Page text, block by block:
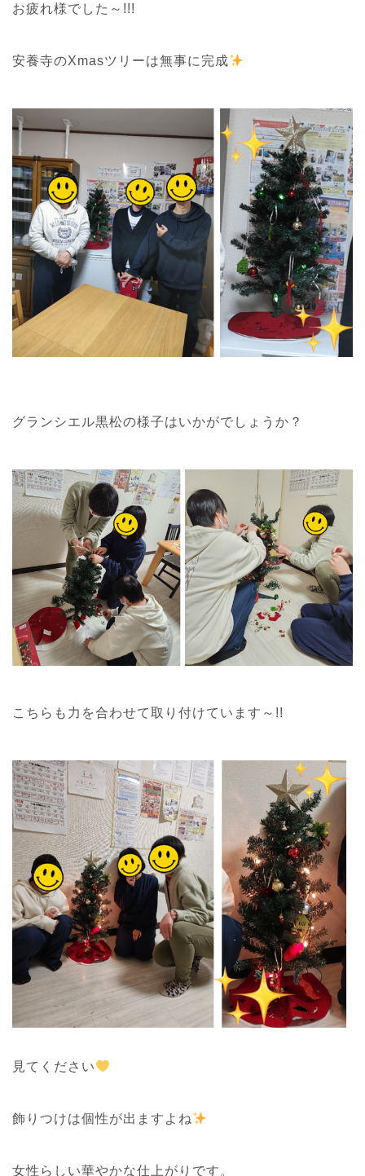
お疲れ様でした～!!!
安養寺のXmasツリーは無事に完成
グランシエル黒松の様子はいかがでしょうか？
こちらも力を合わせて取り付けています～!!
見てください
飾りつけは個性が出ますよね
女性らしい華やかな仕上がりです。